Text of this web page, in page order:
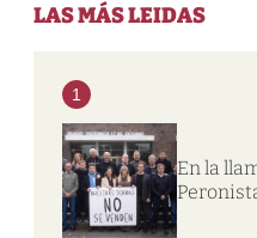
LAS MÁS LEIDAS
1
En la